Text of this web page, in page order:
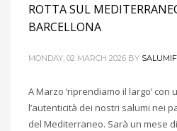
ROTTA SUL
BARCELLONA
MONDAY, 02 MARCH 2026 BY
A Marzo ‘riprendiamo il largo’
l’autenticità dei nostri salumi nei
del Mediterraneo. Sarà un mese